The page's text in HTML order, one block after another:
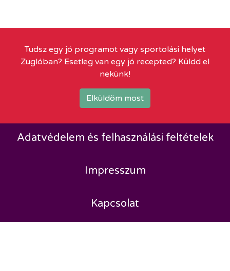
Tudsz egy jó programot vagy sportolási helyet
Zuglóban? Esetleg van egy jó recepted? Küldd el
nekünk!
Elküldöm most
Adatvédelem és felhasználási feltételek
Impresszum
Kapcsolat